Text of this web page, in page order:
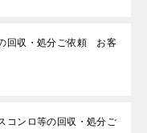
回収・処分ご依頼 お客
コンロ等の回収・処分ご